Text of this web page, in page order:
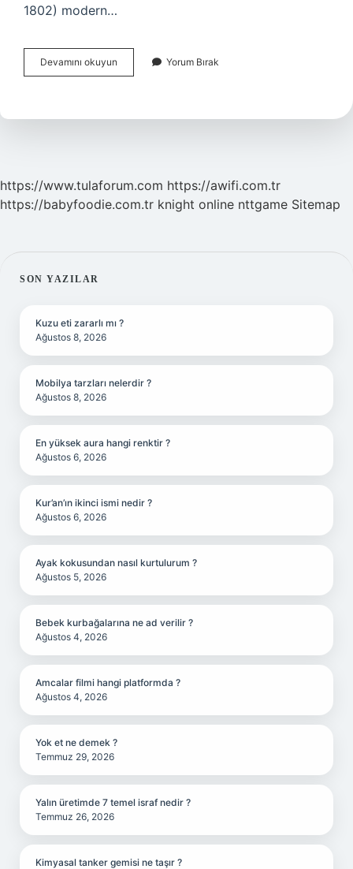
1802) modern…
Devamını okuyun Biyolojinin
Babası
Yorum Bırak
https://www.tulaforum.com https://awifi.com.tr
https://babyfoodie.com.tr knight online nttgame Sitemap
SIDEBAR
SON YAZILAR
Kuzu eti zararlı mı ?
Ağustos 8, 2026
Mobilya tarzları nelerdir ?
Ağustos 8, 2026
En yüksek aura hangi renktir ?
Ağustos 6, 2026
Kur’an’ın ikinci ismi nedir ?
Ağustos 6, 2026
Ayak kokusundan nasıl kurtulurum ?
Ağustos 5, 2026
Bebek kurbağalarına ne ad verilir ?
Ağustos 4, 2026
Amcalar filmi hangi platformda ?
Ağustos 4, 2026
Yok et ne demek ?
Temmuz 29, 2026
Yalın üretimde 7 temel israf nedir ?
Temmuz 26, 2026
Kimyasal tanker gemisi ne taşır ?